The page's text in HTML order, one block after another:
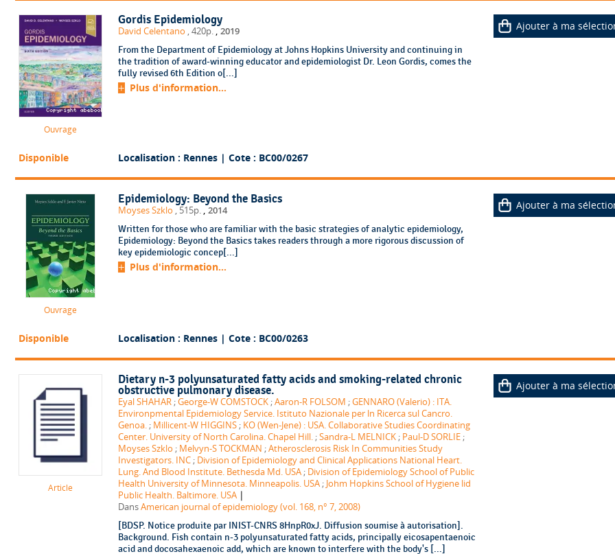
Ouvrage
Gordis Epidemiology
David Celentano , 420p.,2019
From the Department of Epidemiology at Johns Hopkins University and continuing in
the tradition of award-winning educator and epidemiologist Dr. Leon Gordis, comes the
fully revised 6th Edition o[...]
Plus d'information...
Ajouter à ma
Disponible Localisation : Rennes | Cote : BC00/0267
Ouvrage
Epidemiology: Beyond the Basics
Moyses Szklo , 515p. , 2014
Written for those who are familiar with the basic strategies of analytic epidemiology,
Epidemiology: Beyond the Basics takes readers through a more rigorous discussion of
key epidemiologic concep[...]
Plus d'information...
Ajouter à ma
Disponible Localisation : Rennes | Cote : BC00/0263
Article
Dietary n-3 polyunsaturated fatty acids and smoking-related chronic
obstructive pulmonary disease.
Eyal SHAHAR ;George-W COMSTOCK ;Aaron-R FOLSOM ;GENNARO (Valerio) : ITA.
Environpmental Epidemiology Service. Istituto Nazionale per ln Ricerca sul Cancro.
Genoa. ; Millicent-W HIGGINS ; KO (Wen-Jene) : USA. Collaborative Studies Coordinating
Center. University of North Carolina. Chapel Hill. ;Sandra-L MELNICK ; Paul-D SORLIE ;
Moyses Szklo ; Melvyn-S TOCKMAN ;Atherosclerosis Risk In Communities Study
Investigators. INC ; Division of Epidemiology and Clinical Applications National Heart.
Lung. And Blood Institute. Bethesda Md. USA ; Division of Epidemiology School of Public
Health University of Minnesota. Minneapolis. USA ; Johm Hopkins School of Hygiene lid
Public Health. Baltimore. USA |
DansAmerican journal of epidemiology (vol. 168, n° 7, 2008)
[BDSP. Notice produite par INIST-CNRS 8HnpR0xJ. Diffusion soumise à autorisation].
Background. Fish contain n-3 polyunsaturated fatty acids, principally eicosapentaenoic
acid and docosahexaenoic add, which are known to interfere with the body's [...]
Ajouter à ma